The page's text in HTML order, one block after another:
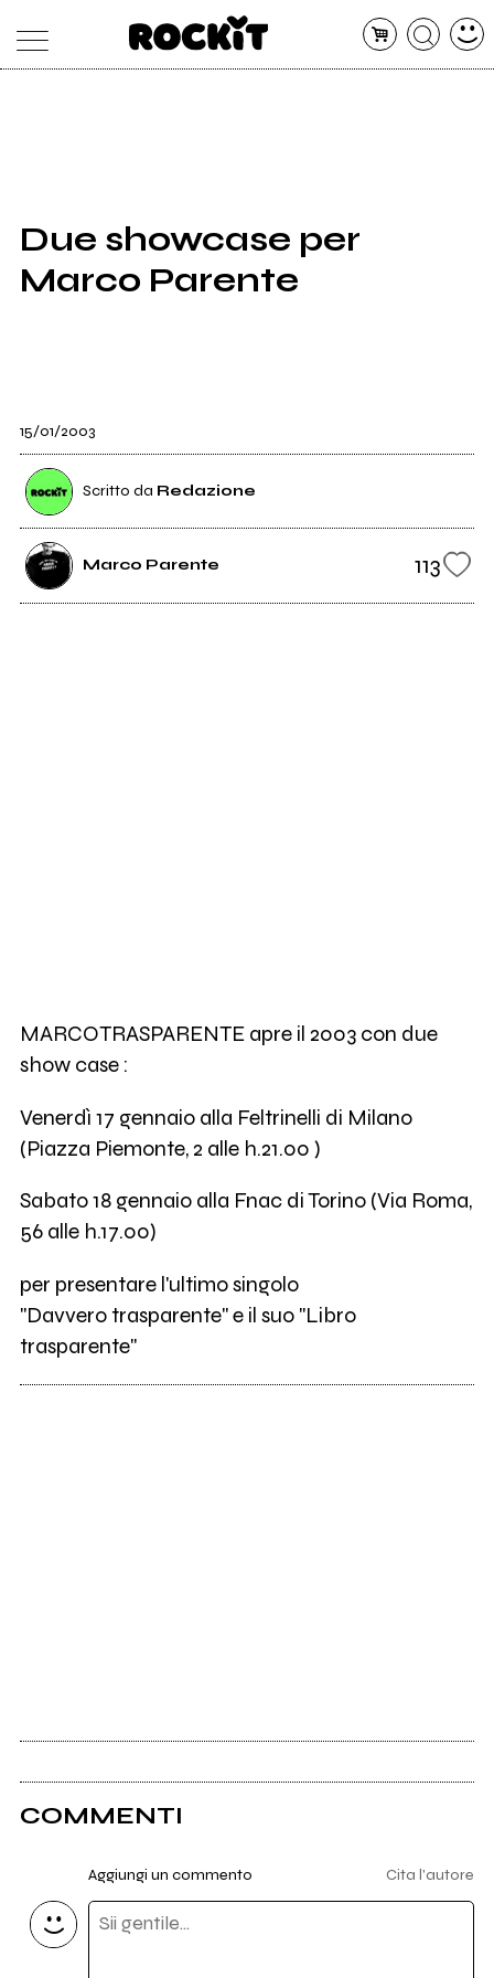
SHOP
RADIO
Due showcase per
Marco Parente
15/01/2003
Scritto da Redazione
Marco Parente 113
MARCOTRASPARENTE apre il 2003 con due
show case :
Venerdì 17 gennaio alla Feltrinelli di Milano
(Piazza Piemonte, 2 alle h.21.00 )
Sabato 18 gennaio alla Fnac di Torino (Via Roma,
56 alle h.17.00)
per presentare l'ultimo singolo
"Davvero trasparente" e il suo "Libro
trasparente"
COMMENTI
Aggiungi un commento Cita l'autore